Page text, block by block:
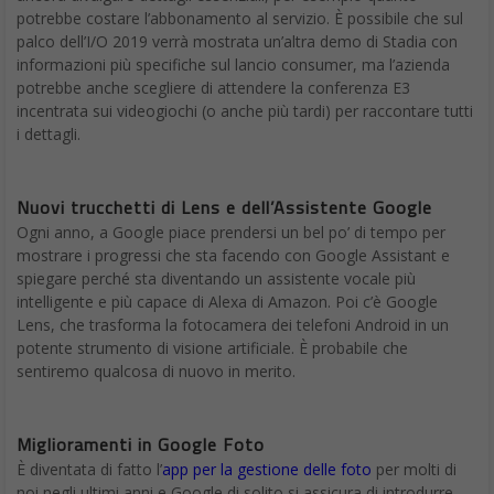
potrebbe costare l’abbonamento al servizio. È possibile che sul
palco dell’I/O 2019 verrà mostrata un’altra demo di Stadia con
informazioni più specifiche sul lancio consumer, ma l’azienda
potrebbe anche scegliere di attendere la conferenza E3
incentrata sui videogiochi (o anche più tardi) per raccontare tutti
i dettagli.
Nuovi trucchetti di Lens e dell’Assistente Google
Ogni anno, a Google piace prendersi un bel po’ di tempo per
mostrare i progressi che sta facendo con Google Assistant e
spiegare perché sta diventando un assistente vocale più
intelligente e più capace di Alexa di Amazon. Poi c’è Google
Lens, che trasforma la fotocamera dei telefoni Android in un
potente strumento di visione artificiale. È probabile che
sentiremo qualcosa di nuovo in merito.
Miglioramenti in Google Foto
È diventata di fatto l’app per la gestione delle foto per molti di